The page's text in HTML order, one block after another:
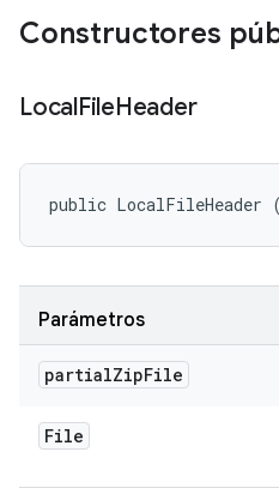
Constructores
LocalFileHeader
public
Parámetros
partialZipFile
File